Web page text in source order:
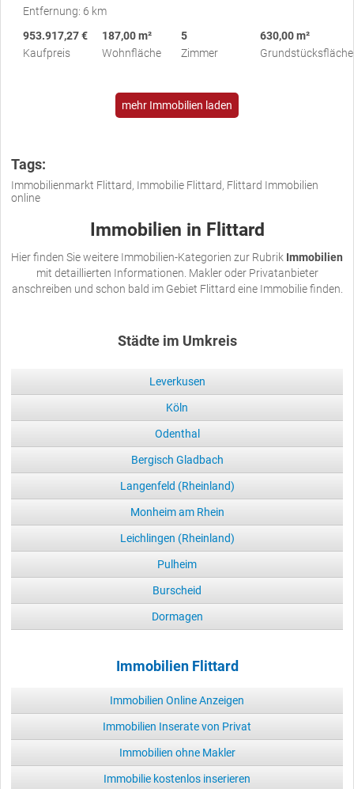
Entfernung: 6 km
953.917,27 €
Kaufpreis
187,00 m²
Wohnfläche
5
Zimmer
630,00 m²
Grundstücksfläche
mehr Immobilien laden
Tags:
Immobilienmarkt Flittard, Immobilie Flittard, Flittard Immobilien
online
Immobilien in Flittard
Hier finden Sie weitere Immobilien-Kategorien zur Rubrik Immobilien
mit detaillierten Informationen. Makler oder Privatanbieter
anschreiben und schon bald im Gebiet Flittard eine Immobilie finden.
Städte im Umkreis
Leverkusen
Köln
Odenthal
Bergisch Gladbach
Langenfeld (Rheinland)
Monheim am Rhein
Leichlingen (Rheinland)
Pulheim
Burscheid
Dormagen
Immobilien Flittard
Immobilien Online Anzeigen
Immobilien Inserate von Privat
Immobilien ohne Makler
Immobilie kostenlos inserieren